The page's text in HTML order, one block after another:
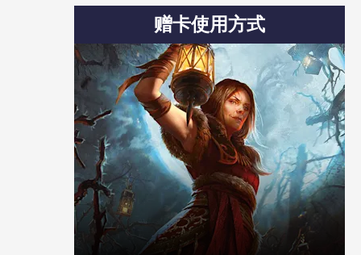
赠卡使用方式